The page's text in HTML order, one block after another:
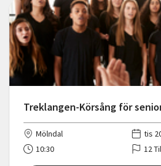
Treklangen-Körsång för
Mölndal
tis
10:30
12